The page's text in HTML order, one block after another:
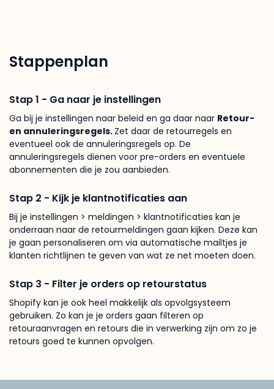
Stappenplan
Stap 1 - Ga naar je instellingen
Ga bij je instellingen naar beleid en ga daar naar Retour-
en annuleringsregels. Zet daar de retourregels en
eventueel ook de annuleringsregels op. De
annuleringsregels dienen voor pre-orders en eventuele
abonnementen die je zou aanbieden.
Stap 2 - Kijk je klantnotificaties aan
Bij je instellingen > meldingen > klantnotificaties kan je
onderraan naar de retourmeldingen gaan kijken. Deze kan
je gaan personaliseren om via automatische mailtjes je
klanten richtlijnen te geven van wat ze net moeten doen.
Stap 3 - Filter je orders op retourstatus
Shopify kan je ook heel makkelijk als opvolgsysteem
gebruiken. Zo kan je je orders gaan filteren op
retouraanvragen en retours die in verwerking zijn om zo je
retours goed te kunnen opvolgen.